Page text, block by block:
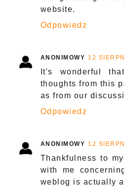
website.
Odpowiedz
ANONIMOWY 12
It's wonderful
thoughts from this
as from our
Odpowiedz
ANONIMOWY 12
Thankfulness to
with me
weblog is actually